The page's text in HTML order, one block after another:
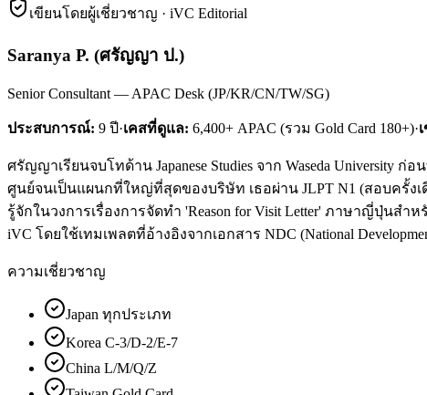
เขียนโดยผู้เชี่ยวชาญ · iVC Editorial
Saranya P. (ศรัญญา ป.)
Senior Consultant — APAC Desk (JP/KR/CN/TW/SG)
ประสบการณ์: 9 ปี·เคสที่ดูแล: 6,400+ APAC (รวม Gold Card 180+)·
ศรัญญาเรียนจบโทด้าน Japanese Studies จาก Waseda University
ศูนย์จนเป็นแผนกที่ใหญ่ที่สุดของบริษัท เธอผ่าน JLPT N1 (สอบครั้
รู้จักในวงการเรื่องการจัดทำ 'Reason for Visit Letter' ภาษาญี่ปุ่นสำ
iVC โดยใช้เทมเพลตที่อ้างอิงจากเอกสาร NDC (National
ความเชี่ยวชาญ
Japan ทุกประเภท
Korea C-3/D-2/E-7
China L/M/Q/Z